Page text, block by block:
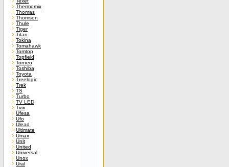
Thermomix
Thomas
Thomson
Thule
Tiger
Titan
Tokina
Tomahawk
Tomtop
Topfield
Torneo
Toshiba
Toyota
Treelogic
Trek
TS
Turbo
TV LED
Tvix
Ufesa
Ufo
Ulead
Ultimate
Umax
Unit
United
Universal
Unox
Ural